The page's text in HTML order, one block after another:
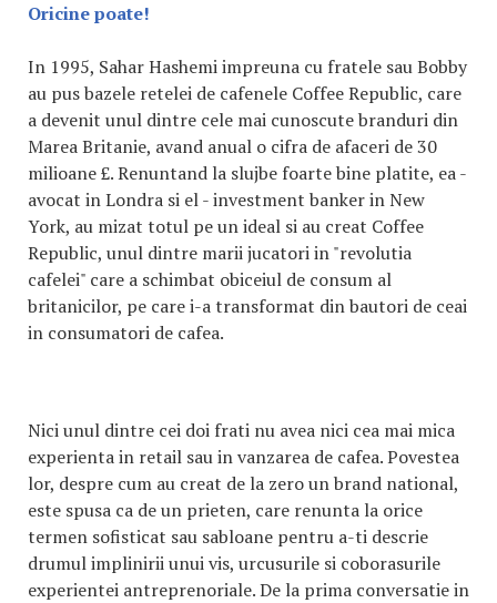
Oricine poate!
In 1995, Sahar Hashemi impreuna cu fratele sau Bobby
au pus bazele retelei de cafenele Coffee Republic, care
a devenit unul dintre cele mai cunoscute branduri din
Marea Britanie, avand anual o cifra de afaceri de 30
milioane £. Renuntand la slujbe foarte bine platite, ea -
avocat in Londra si el - investment banker in New
York, au mizat totul pe un ideal si au creat Coffee
Republic, unul dintre marii jucatori in "revolutia
cafelei" care a schimbat obiceiul de consum al
britanicilor, pe care i-a transformat din bautori de ceai
in consumatori de cafea.
Nici unul dintre cei doi frati nu avea nici cea mai mica
experienta in retail sau in vanzarea de cafea. Povestea
lor, despre cum au creat de la zero un brand national,
este spusa ca de un prieten, care renunta la orice
termen sofisticat sau sabloane pentru a-ti descrie
drumul implinirii unui vis, urcusurile si coborasurile
experientei antreprenoriale. De la prima conversatie in